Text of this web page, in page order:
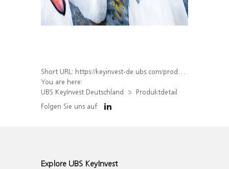
Short URL: https://keyinvest-de.ubs.com/produkt/detail/index/isin/DE000WA6CTB2
You are here:
UBS KeyInvest Deutschland
Produktdetail
Folgen Sie uns auf
Explore UBS KeyInvest